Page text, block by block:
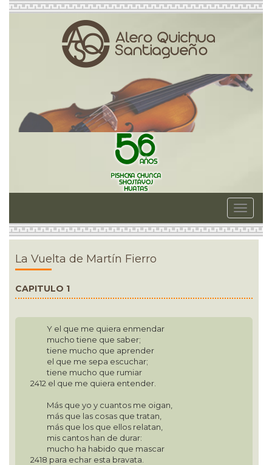
Toggle
La Vuelta de Martín Fierro
CAPITULO 1
Y el que me quiera enmendar
mucho tiene que saber;
tiene mucho que aprender
el que me sepa escuchar;
tiene mucho que rumiar
2412 el que me quiera entender.
Más que yo y cuantos me oigan,
más que las cosas que tratan,
más que los que ellos relatan,
mis cantos han de durar:
mucho ha habido que mascar
2418 para echar esta bravata.